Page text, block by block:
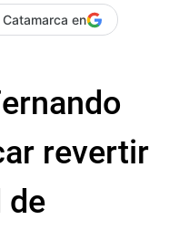
en
revertir
de